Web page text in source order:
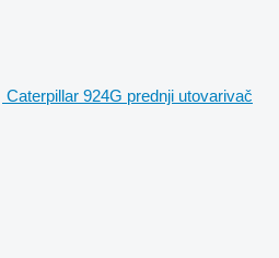
Caterpillar 924G prednji utovarivač